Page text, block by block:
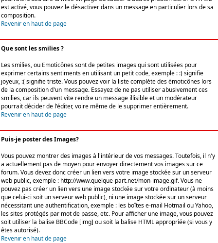
est activé, vous pouvez le désactiver dans un message en particulier lors de sa
composition.
Revenir en haut de page
Que sont les smilies ?
Les smilies, ou Emoticônes sont de petites images qui sont utilisées pour
exprimer certains sentiments en utilisant un petit code, exemple : :) signifie
joyeux, :( signifie triste. Vous pouvez voir la liste complète des émoticônes lors
de la composition d'un message. Essayez de ne pas utiliser abusivement ces
smilies, car ils peuvent vite rendre un message illisible et un modérateur
pourrait décider de l'éditer, voire même de le supprimer entièrement.
Revenir en haut de page
Puis-je poster des Images?
Vous pouvez montrer des images à l'intérieur de vos messages. Toutefois, il n'y
a actuellement pas de moyen pour envoyer directement vos images sur ce
forum. Vous devez donc créer un lien vers votre image stockée sur un serveur
web public, exemple : http://www.quelque-part.net/mon-image.gif. Vous ne
pouvez pas créer un lien vers une image stockée sur votre ordinateur (à moins
que celui-ci soit un serveur web public), ni une image stockée sur un serveur
nécessitant une authentification, exemple : les boîtes e-mail Hotmail ou Yahoo,
les sites protégés par mot de passe, etc. Pour afficher une image, vous pouvez
soit utiliser la balise BBCode [img] ou soit la balise HTML appropriée (si vous y
êtes autorisé).
Revenir en haut de page